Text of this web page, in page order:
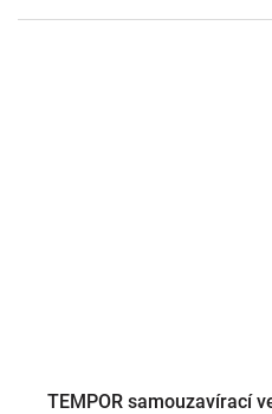
TEMPOR samouzavírací